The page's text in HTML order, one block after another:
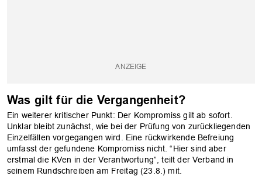
Was gilt für die Vergangenheit?
Ein weiterer kritischer Punkt: Der Kompromiss gilt ab sofort.
Unklar bleibt zunächst, wie bei der Prüfung von zurückliegenden
Einzelfällen vorgegangen wird. Eine rückwirkende Befreiung
umfasst der gefundene Kompromiss nicht. “Hier sind aber
erstmal die KVen in der Verantwortung”, teilt der Verband in
seinem Rundschreiben am Freitag (23.8.) mit.